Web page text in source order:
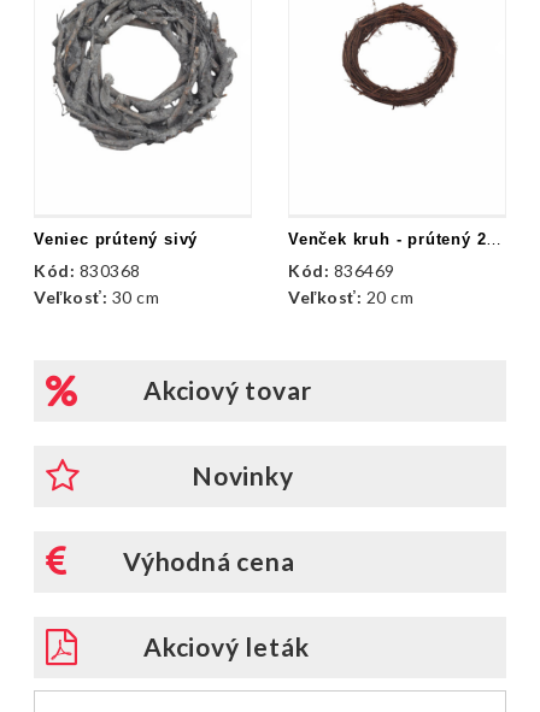
Veniec prútený sivý
Kód: 830368
Veľkosť: 30 cm
Venček kruh - prútený 20 cm
Kód: 836469
Veľkosť: 20 cm
Akciový tovar
Novinky
Výhodná cena
Akciový leták